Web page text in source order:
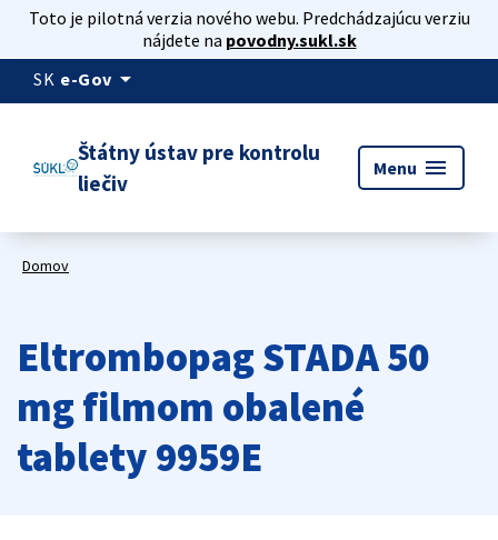
Toto je pilotná verzia nového webu. Predchádzajúcu verziu
nájdete na povodny.sukl.sk
SK e-Gov arrow_drop_down
Štátny ústav pre kontrolu
liečiv
Menu menu
Domov
Eltrombopag STADA 50
mg filmom obalené
tablety 9959E